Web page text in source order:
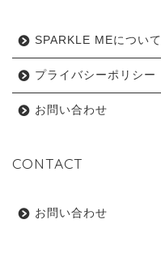
SPARKLE MEについて
プライバシーポリシー
お問い合わせ
CONTACT
お問い合わせ